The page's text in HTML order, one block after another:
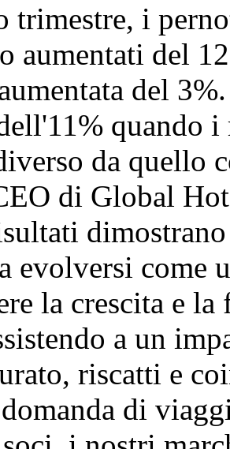
trimestre, i
aumentati del
del
quando
da quello
di Global
evolversi come
la crescita e
a un
riscatti e
di